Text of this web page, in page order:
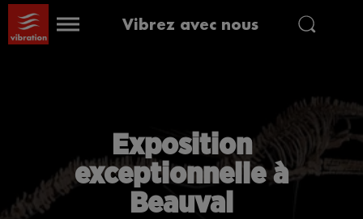
Vibrez avec nous
Exposition
exceptionnelle à
Beauval